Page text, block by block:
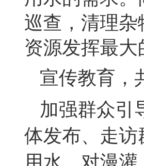
巡查，清理
资源发挥最大
宣传教育，
加强群众引
体发布、走